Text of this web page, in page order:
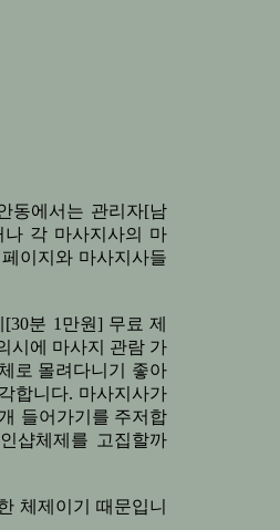
동에서는 관리자[남
나 각 마사지사의 마
이지와 마사지사들
분 1만원] 무료 제
시에 마사지 관람 가
로 몰려다니기 좋아
합니다. 마사지사가
들어가기를 주저합
샵체제를 고집할까
체제이기 때문입니